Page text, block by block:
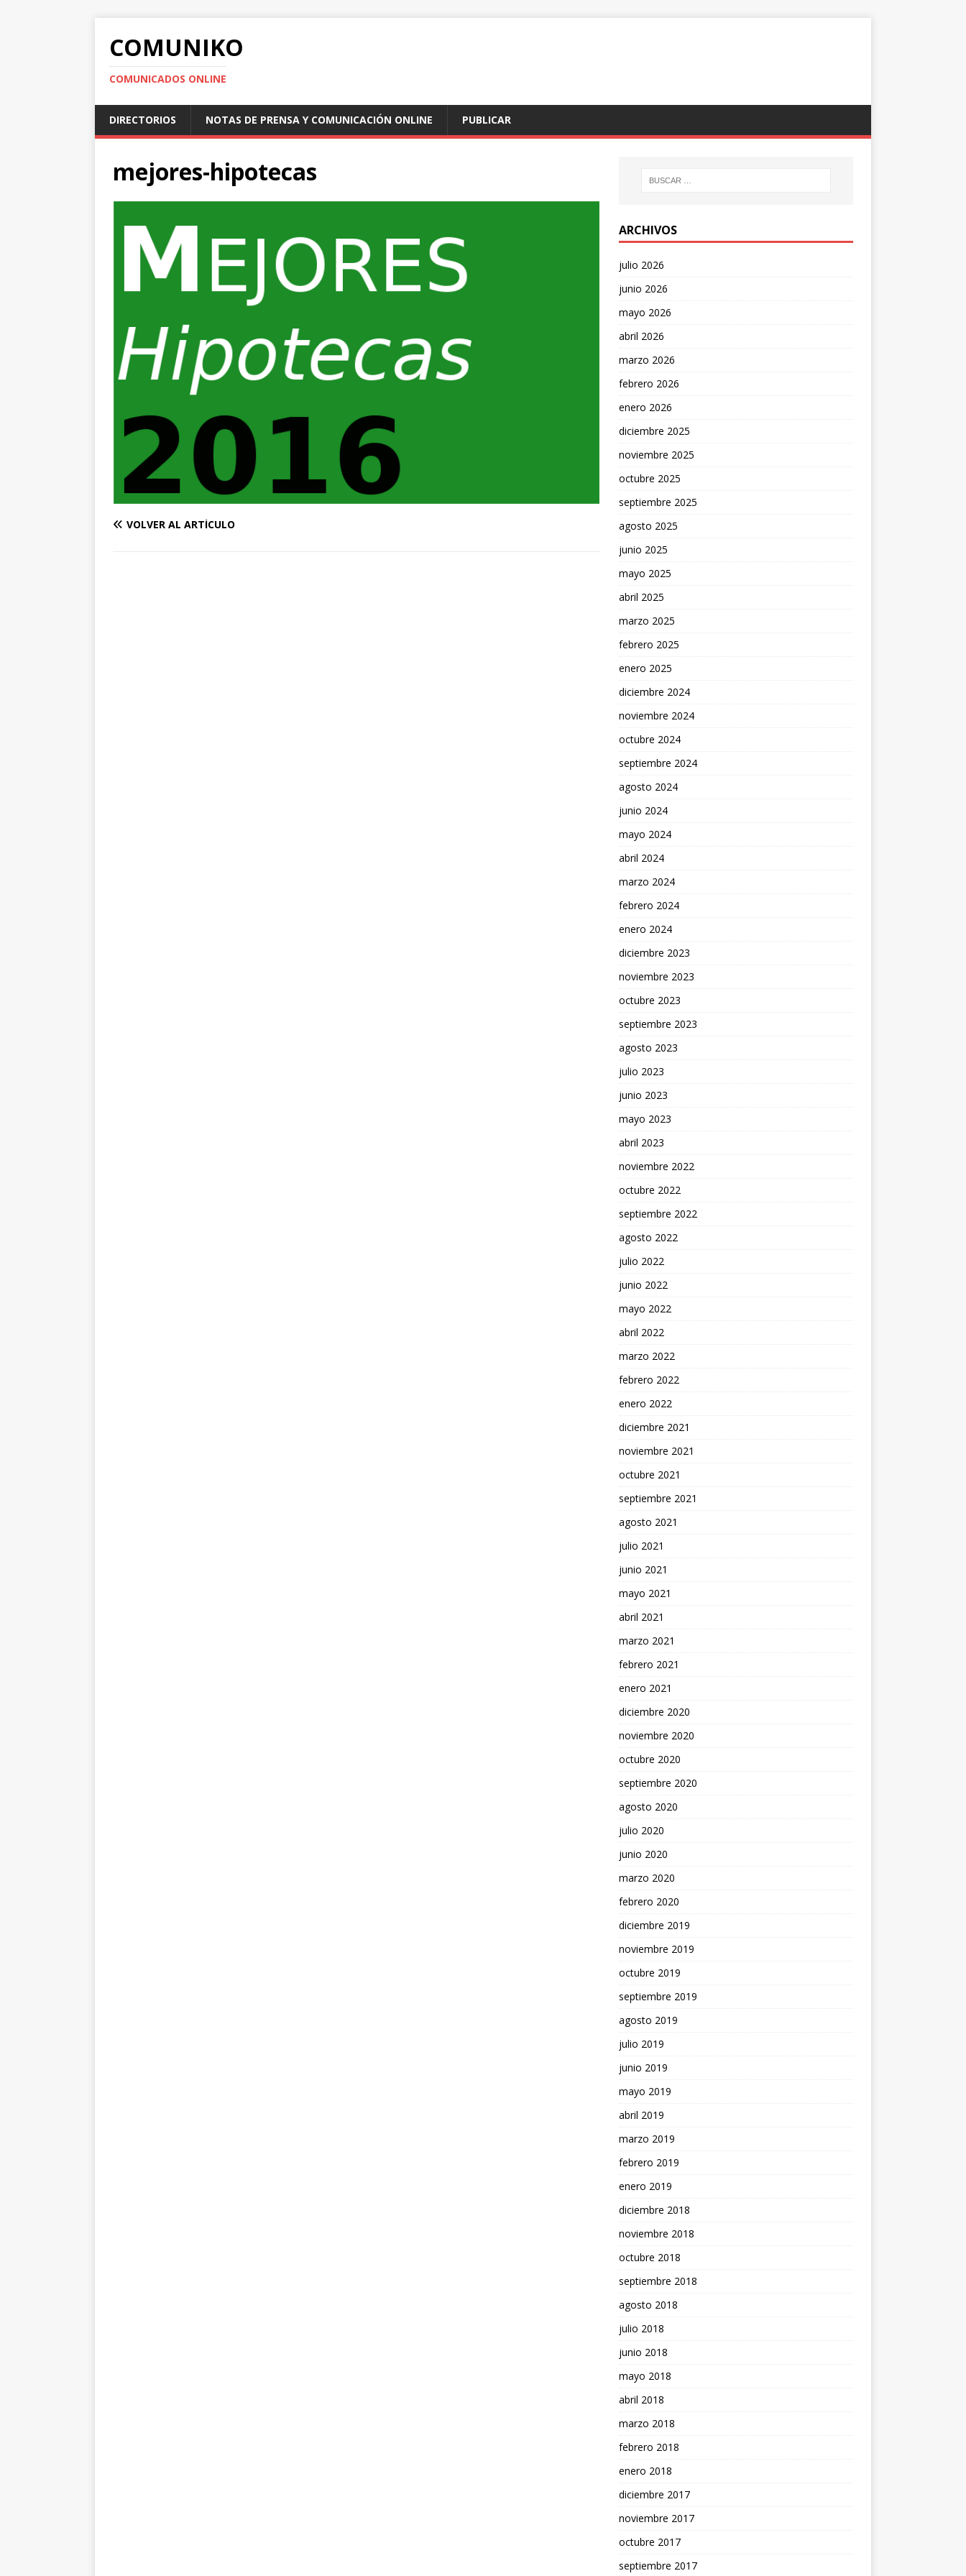
COMUNIKO
COMUNICADOS ONLINE
DIRECTORIOS NOTAS DE PRENSA Y COMUNICACIÓN ONLINE PUBLICAR
mejores-hipotecas
VOLVER AL ARTÍCULO
ARCHIVOS
julio 2026
junio 2026
mayo 2026
abril 2026
marzo 2026
febrero 2026
enero 2026
diciembre 2025
noviembre 2025
octubre 2025
septiembre 2025
agosto 2025
junio 2025
mayo 2025
abril 2025
marzo 2025
febrero 2025
enero 2025
diciembre 2024
noviembre 2024
octubre 2024
septiembre 2024
agosto 2024
junio 2024
mayo 2024
abril 2024
marzo 2024
febrero 2024
enero 2024
diciembre 2023
noviembre 2023
octubre 2023
septiembre 2023
agosto 2023
julio 2023
junio 2023
mayo 2023
abril 2023
noviembre 2022
octubre 2022
septiembre 2022
agosto 2022
julio 2022
junio 2022
mayo 2022
abril 2022
marzo 2022
febrero 2022
enero 2022
diciembre 2021
noviembre 2021
octubre 2021
septiembre 2021
agosto 2021
julio 2021
junio 2021
mayo 2021
abril 2021
marzo 2021
febrero 2021
enero 2021
diciembre 2020
noviembre 2020
octubre 2020
septiembre 2020
agosto 2020
julio 2020
junio 2020
marzo 2020
febrero 2020
diciembre 2019
noviembre 2019
octubre 2019
septiembre 2019
agosto 2019
julio 2019
junio 2019
mayo 2019
abril 2019
marzo 2019
febrero 2019
enero 2019
diciembre 2018
noviembre 2018
octubre 2018
septiembre 2018
agosto 2018
julio 2018
junio 2018
mayo 2018
abril 2018
marzo 2018
febrero 2018
enero 2018
diciembre 2017
noviembre 2017
octubre 2017
septiembre 2017